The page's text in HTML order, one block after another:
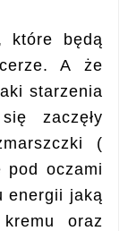
które będą
A że
starzenia
zaczęły
(
pod oczami
energii jaką
oraz